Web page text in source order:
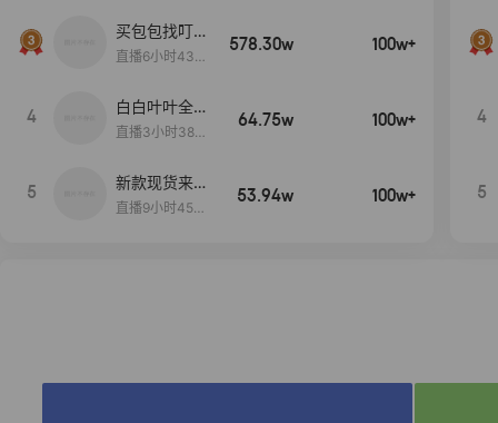
意！
买包包找叮
当,一折购！
直播6小时43分
578.30w 100w+
4
白白叶叶全品
类好物补贴节
直播3小时38分
64.75w 100w+
5
新款现货来了
～
直播9小时45分
53.94w 100w+
4
5